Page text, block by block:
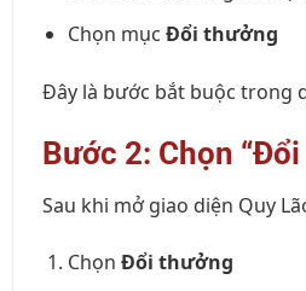
Chọn mục Đổi thưởng
Đây là bước bắt buộc trong
Bước 2: Chọn
Sau khi mở giao diện Quy
Chọn Đổi thưởng